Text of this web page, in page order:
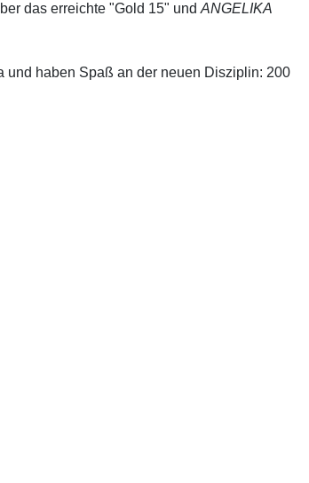
das erreichte "Gold 15" und ANGELIKA
und haben Spaß an der neuen Disziplin: 200